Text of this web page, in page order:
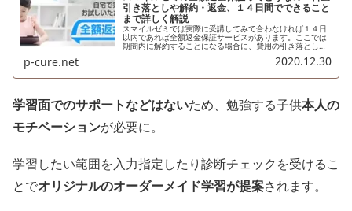
引き落としや解約・返金、１４日間でできること
まで詳しく解説
スマイルゼミでは実際に受講してみて合わなければ１４日
以内であれば全額返金保証サービスがあります。ここでは
期間内に解約することになる場合に、費用の引き落としや
p-cure.net 2020.12.30
学習面でのサポートなどはないため、勉強する子供本人の
モチベーションが必要に。
学習したい範囲を入力指定したり診断チェックを受けるこ
とでオリジナルのオーダーメイド学習が提案されます。